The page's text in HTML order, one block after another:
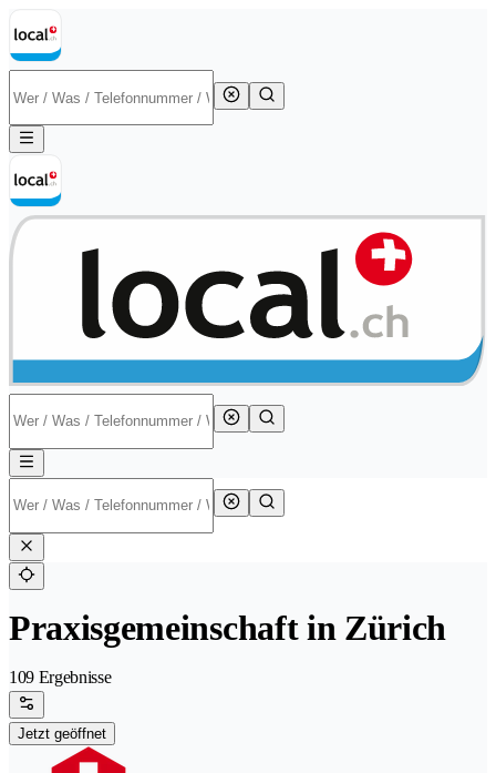
Praxisgemeinschaft in Zürich
109 Ergebnisse
Jetzt geöffnet